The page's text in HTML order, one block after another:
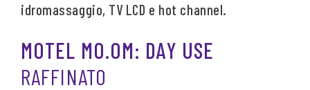
idromassaggio, TV LCD e hot channel.
MOTEL MO.OM: DAY USE
RAFFINATO